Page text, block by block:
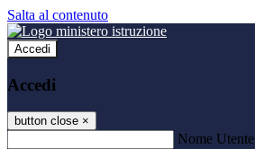
Salta al contenuto
Accedi
Accedi
button close ×
Nome Utente